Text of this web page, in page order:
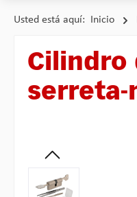
Usted está aquí: Inicio
Cilindro
Omitir galería de